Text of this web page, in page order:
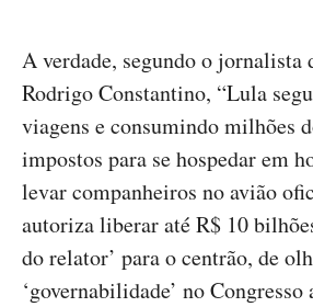
A verdade, segundo o jornalista
Rodrigo Constantino, “Lula
viagens e consumindo milhões
impostos para se hospedar em
levar companheiros no avião
autoriza liberar até R$ 10
do relator’ para o centrão, de
‘governabilidade’ no Congresso